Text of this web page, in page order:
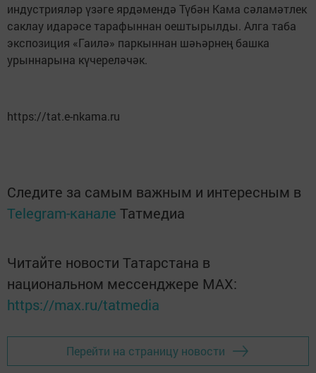
индустрияләр үзәге ярдәмендә Түбән Кама сәламәтлек
саклау идарәсе тарафыннан оештырылды. Алга таба
экспозиция «Гаилә» паркыннан шәһәрнең башка
урыннарына күчереләчәк.
https://tat.e-nkama.ru
Следите за самым важным и интересным в
Telegram-канале Татмедиа
Читайте новости Татарстана в
национальном мессенджере MАХ:
https://max.ru/tatmedia
Перейти на страницу новости